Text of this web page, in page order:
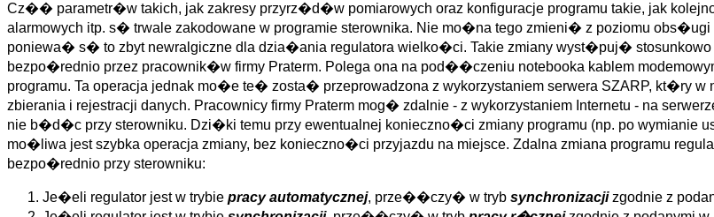
Cz�� parametr�w takich, jak zakresy przyrz�d�w pomiarowych oraz konfiguracje programu takie, jak
alarmowych itp. s� trwale zakodowane w programie sterownika. Nie mo�na tego zmieni� z poziomu
poniewa� s� to zbyt newralgiczne dla dzia�ania regulatora wielko�ci. Takie zmiany wyst�puj� stosunkowo
bezpo�rednio przez pracownik�w firmy Praterm. Polega ona na pod��czeniu notebooka kablem
programu. Ta operacja jednak mo�e te� zosta� przeprowadzona z wykorzystaniem serwera SZARP, kt�ry
zbierania i rejestracji danych. Pracownicy firmy Praterm mog� zdalnie - z wykorzystaniem Internetu - na
nie b�d�c przy sterowniku. Dzi�ki temu przy ewentualnej konieczno�ci zmiany programu (np. po wymianie
mo�liwa jest szybka operacja zmiany, bez konieczno�ci przyjazdu na miejsce. Zdalna zmiana programu
bezpo�rednio przy sterowniku:
Je�eli regulator jest w trybie pracy automatycznej, prze��czy� w tryb synchronizacjizgodnie z